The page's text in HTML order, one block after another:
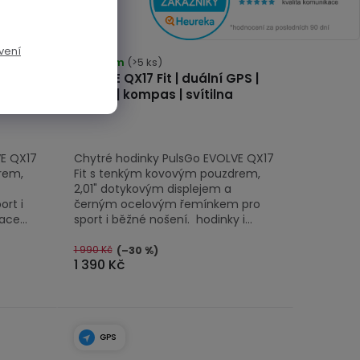
QX17
i
EVOLVE QX17 Fit | duální GPS |
volání | kompas | svítilna
Skladem (>5 ks)
1 390 Kč
1 990 Kč (–30 %)
Chytré hodinky PulsGo EVOLVE QX17
Fit s tenkým kovovým pouzdrem,
2,01" dotykovým displejem a
černým ocelovým řemínkem pro
sport i běžné nošení. hodinky i...
GPS